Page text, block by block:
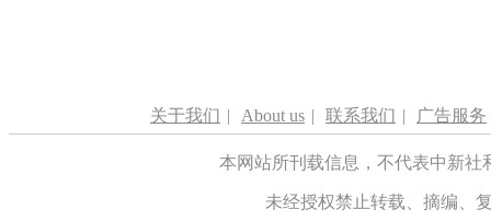
关于我们 | About us | 联系我们 | 广告服务
本网站所刊载信息，不代表中新
未经授权禁止转载、摘编、